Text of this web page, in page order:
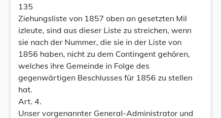
135
Ziehungsliste von 1857 oben an gesetzten Mil
izleute, sind aus dieser Liste zu streichen, wenn
sie nach der Nummer, die sie in der Liste von
1856 haben, nicht zu dem Contingent gehören,
welches ihre Gemeinde in Folge des
gegenwärtigen Beschlusses für 1856 zu stellen
hat.
Art. 4.
Unser vorgenannter General-Administrator und